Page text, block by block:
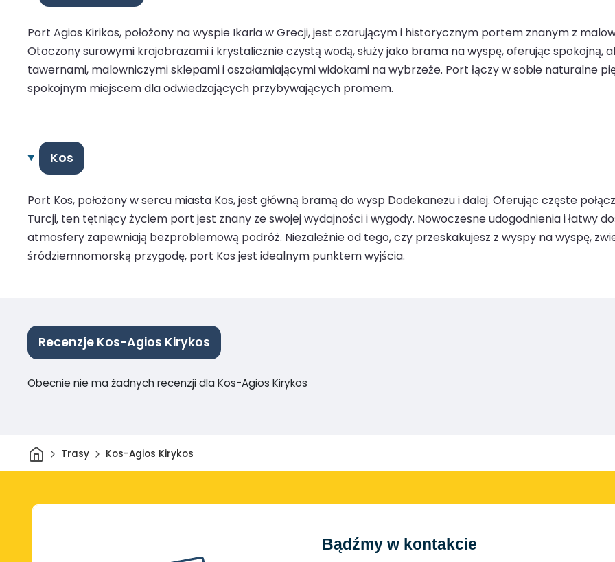
Port Agios Kirikos, położony na wyspie Ikaria w Grecji, jest czarującym i historycznym portem znanym z
Otoczony surowymi krajobrazami i krystalicznie czystą wodą, służy jako brama na wyspę, oferując
tawernami, malowniczymi sklepami i oszałamiającymi widokami na wybrzeże. Port łączy w sobie naturalne
spokojnym miejscem dla odwiedzających przybywających promem.
Kos
Port Kos, położony w sercu miasta Kos, jest główną bramą do wysp Dodekanezu i dalej. Oferując częste
Turcji, ten tętniący życiem port jest znany ze swojej wydajności i wygody. Nowoczesne udogodnienia i łatwy
atmosfery zapewniają bezproblemową podróż. Niezależnie od tego, czy przeskakujesz z wyspy na wyspę,
śródziemnomorską przygodę, port Kos jest idealnym punktem wyjścia.
Recenzje Kos-Agios Kirykos
Obecnie nie ma żadnych recenzji dla Kos-Agios Kirykos
DomTrasy Kos-Agios Kirykos
Bądźmy w kontakcie